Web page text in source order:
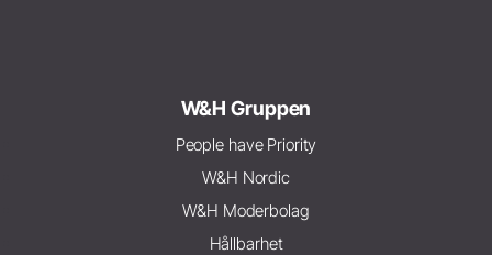
W&H Gruppen
People have Priority
W&H Nordic
W&H Moderbolag
Hållbarhet